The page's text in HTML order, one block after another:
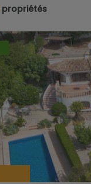
propriétés